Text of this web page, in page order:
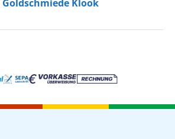
Goldschmiede Klook